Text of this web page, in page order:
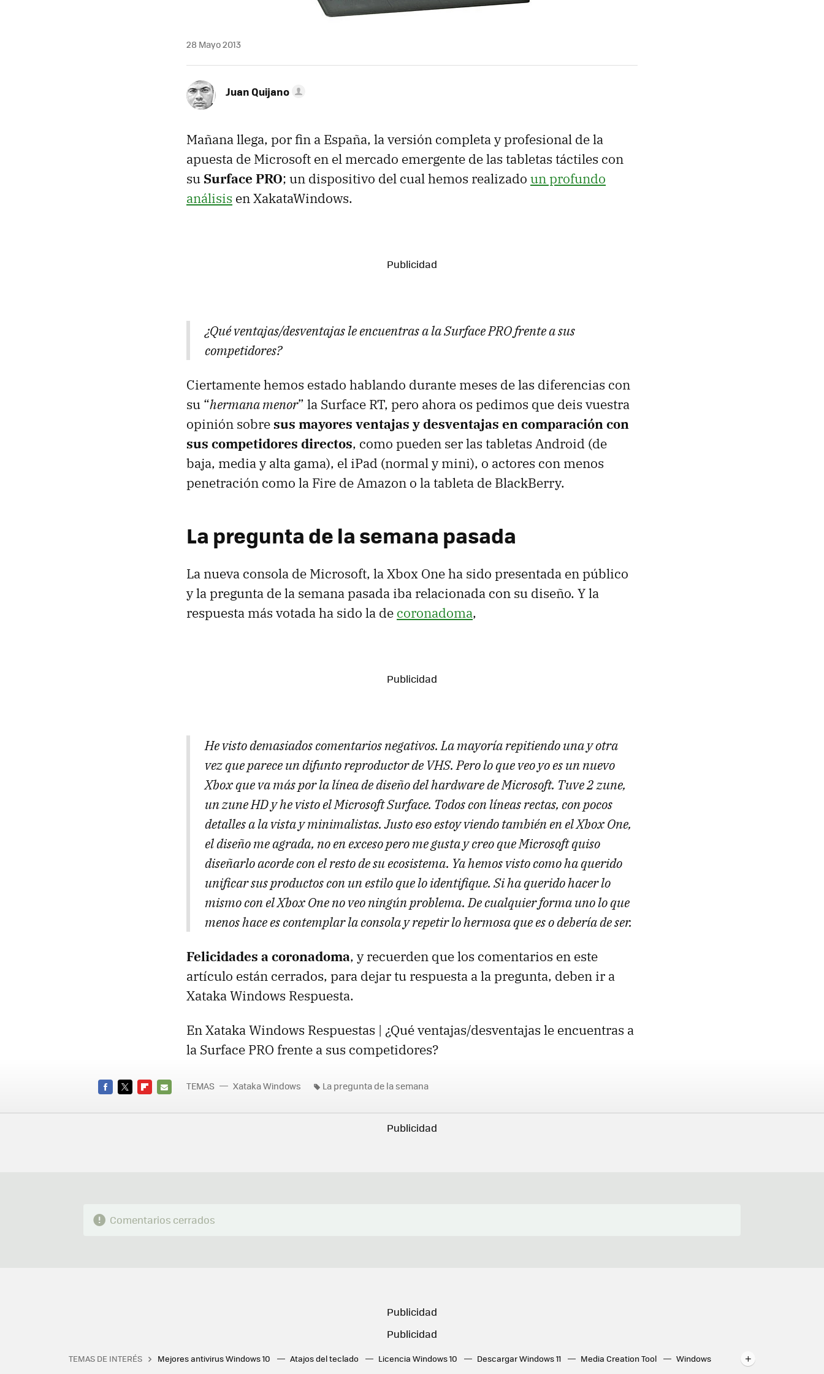
28 Mayo 2013
Juan Quijano
Mañana llega, por fin a España, la versión completa y profesional de la
apuesta de Microsoft en el mercado emergente de las tabletas táctiles con
su Surface PRO; un dispositivo del cual hemos realizado un profundo
análisis en XakataWindows.
¿Qué ventajas/desventajas le encuentras a la Surface PRO frente a sus
competidores?
Ciertamente hemos estado hablando durante meses de las diferencias con
su “hermana menor” la Surface RT, pero ahora os pedimos que deis vuestra
opinión sobresus mayores ventajas y desventajas en comparación con
sus competidores directos, como pueden ser las tabletas Android (de
baja, media y alta gama), el iPad (normal y mini), o actores con menos
penetración como la Fire de Amazon o la tableta de BlackBerry.
La pregunta de la semana pasada
La nueva consola de Microsoft, la Xbox One ha sido presentada en público
y la pregunta de la semana pasada iba relacionada con su diseño. Y la
respuesta más votada ha sido la de coronadoma,
He visto demasiados comentarios negativos. La mayoría repitiendo una y otra
vez que parece un difunto reproductor de VHS. Pero lo que veo yo es un nuevo
Xbox que va más por la línea de diseño del hardware de Microsoft. Tuve 2 zune,
un zune HD y he visto el Microsoft Surface. Todos con líneas rectas, con pocos
detalles a la vista y minimalistas. Justo eso estoy viendo también en el Xbox One,
el diseño me agrada, no en exceso pero me gusta y creo que Microsoft quiso
diseñarlo acorde con el resto de su ecosistema. Ya hemos visto como ha querido
unificar sus productos con un estilo que lo identifique. Si ha querido hacer lo
mismo con el Xbox One no veo ningún problema. De cualquier forma uno lo que
menos hace es contemplar la consola y repetir lo hermosa que es o debería de ser.
Felicidades a coronadoma, y recuerden que los comentarios en este
artículo están cerrados, para dejar tu respuesta a la pregunta, deben ir a
Xataka Windows Respuesta.
En Xataka Windows Respuestas | ¿Qué ventajas/desventajas le encuentras a
la Surface PRO frente a sus competidores?
MAIL
TEMAS Xataka Windows La pregunta de la semana
Comentarios cerrados
TEMAS DE INTERÉS Mejores antivirus Windows 10 Atajos del teclado Licencia Windows 10 Descargar Windows 11 Media Creation Tool
Windows